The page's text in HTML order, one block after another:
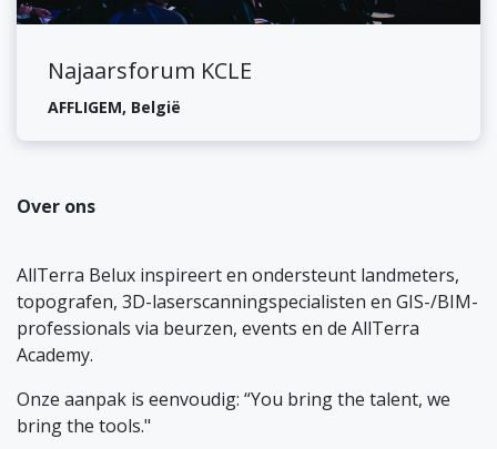
Najaarsforum KCLE
AFFLIGEM, België
Over ons
AllTerra Belux inspireert en ondersteunt landmeters,
topografen, 3D-laserscanningspecialisten en GIS-/BIM-
professionals via beurzen, events en de AllTerra
Academy.
Onze aanpak is eenvoudig: “You bring the talent, we
bring the tools."